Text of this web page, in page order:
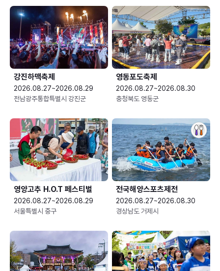
강진하맥축제
2026.08.27~2026.08.29
전남광주통합특별시 강진군
영동포도축제
2026.08.27~2026.08.30
충청북도 영동군
영양고추 H.O.T 페스티벌
2026.08.27~2026.08.29
서울특별시 중구
전국해양스포츠제전
2026.08.27~2026.08.30
경상남도 거제시